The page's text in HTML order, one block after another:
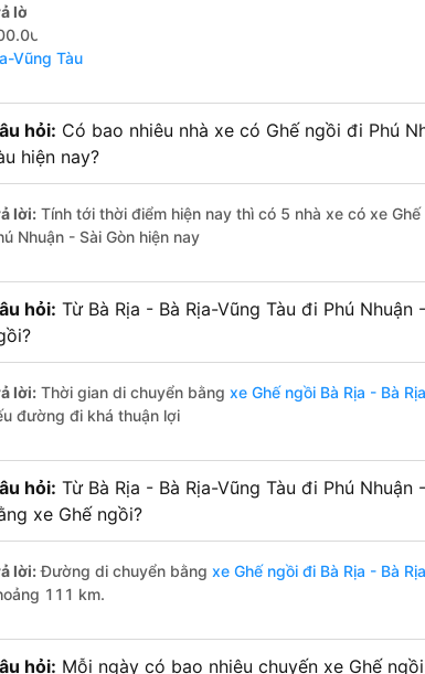
lời:
Hãng xe Ghế ngồi đi Phú Nhuận - Sài Gòn từ Bà
đồng của nhà xe Hải Vân Vũng Tàu. Xem danh
Vũng Tàu
hỏi: Có bao nhiêu nhà xe có Ghế ngồi đi Phú
hiện nay?
lời: Tính tới thời điểm hiện nay thì có 5 nhà xe có xe
Nhuận - Sài Gòn hiện nay
hỏi: Từ Bà Rịa - Bà Rịa-Vũng Tàu đi Phú
lời: Thời gian di chuyển bằng xe Ghế ngồi Bà Rịa - Bà
đường đi khá thuận lợi
hỏi: Từ Bà Rịa - Bà Rịa-Vũng Tàu đi Phú
xe Ghế ngồi?
lời:Đường di chuyển bằng xe Ghế ngồi đi Bà Rịa - Bà
111 km.
hỏi: Mỗi ngày có bao nhiêu chuyến xe Ghế